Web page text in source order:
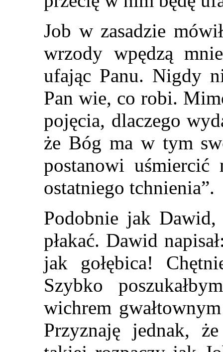
Job w zasadzie
wrzody wpędzą
ufając Panu. Nigdy
Pan wie, co robi.
pojęcia, dlaczego
że Bóg ma w tym
postanowi
ostatniego tchnienia”.
Podobnie jak Dawid,
płakać. Dawid
jak gołębica!
Szybko
wichrem
Przyznaję jednak,